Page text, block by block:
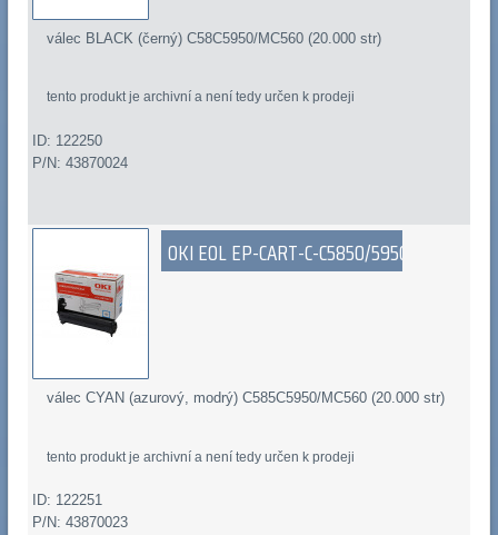
válec BLACK (černý) C58C5950/MC560 (20.000 str)
tento produkt je archivní a není tedy určen k prodeji
ID: 122250
P/N: 43870024
OKI EOL EP-CART-C-C5850/5950
válec CYAN (azurový, modrý) C585C5950/MC560 (20.000 str)
tento produkt je archivní a není tedy určen k prodeji
ID: 122251
P/N: 43870023